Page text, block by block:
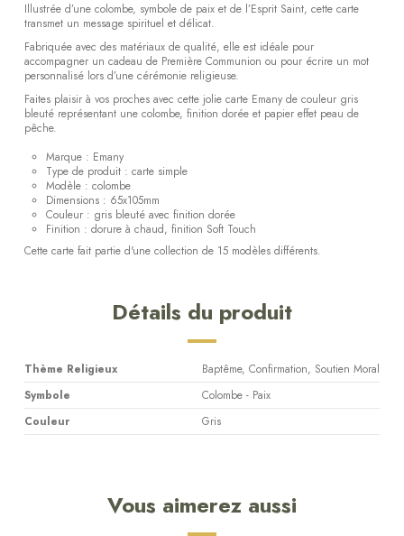
Illustrée d’une colombe, symbole de paix et de l’Esprit Saint, cette carte
transmet un message spirituel et délicat.
Fabriquée avec des matériaux de qualité, elle est idéale pour
accompagner un cadeau de Première Communion ou pour écrire un mot
personnalisé lors d’une cérémonie religieuse.
Faites plaisir à vos proches avec cette jolie carte Emany de couleur gris
bleuté représentant une colombe, finition dorée et papier effet peau de
pêche.
Marque : Emany
Type de produit : carte simple
Modèle : colombe
Dimensions : 65x105mm
Couleur : gris bleuté avec finition dorée
Finition : dorure à chaud, finition Soft Touch
Cette carte fait partie d'une collection de 15 modèles différents.
Détails du produit
Thème Religieux
Baptême, Confirmation, Soutien Moral
Symbole
Colombe - Paix
Couleur
Gris
Vous aimerez aussi